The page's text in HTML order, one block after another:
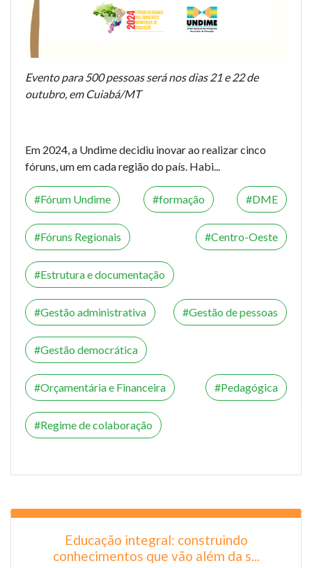
Evento para 500 pessoas será nos dias 21 e 22 de
outubro, em Cuiabá/MT
Em 2024, a Undime decidiu inovar ao realizar cinco
fóruns, um em cada região do país. Habi...
Fórum Undime formação DME
Fóruns Regionais Centro-Oeste
Estrutura e documentação
Gestão administrativa Gestão de pessoas
Gestão democrática
Orçamentária e Financeira Pedagógica
Regime de colaboração
Educação integral: construindo
conhecimentos que vão além da s...